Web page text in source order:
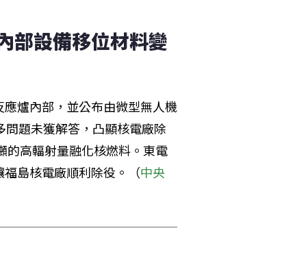
部設備移位材料變
爐內部，並公布由微型無人機
題未獲解答，凸顯核電廠除
的高輻射量融化核燃料。東電
島核電廠順利除役。（中央